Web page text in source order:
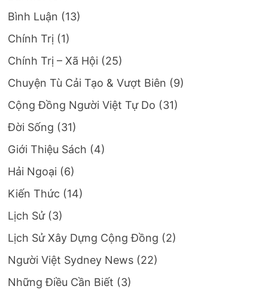
Bình Luận (13)
Chính Trị (1)
Chính Trị – Xã Hội (25)
Chuyện Tù Cải Tạo & Vượt Biên (9)
Cộng Đồng Người Việt Tự Do (31)
Đời Sống (31)
Giới Thiệu Sách (4)
Hải Ngoại (6)
Kiến Thức (14)
Lịch Sử(3)
Lịch Sử Xây Dựng Cộng Đồng (2)
Người Việt Sydney News (22)
Những Điều Cần Biết (3)